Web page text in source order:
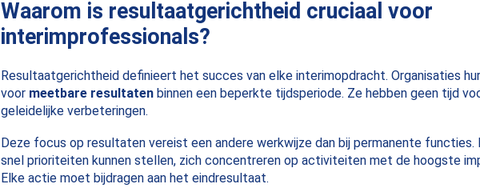
Waarom is resultaatgerichtheid cruciaal voor
interimprofessionals?
Resultaatgerichtheid definieert het succes van elke interimopdracht. Organisaties
voor meetbare resultaten binnen een beperkte tijdsperiode. Ze hebben geen tijd
geleidelijke verbeteringen.
Deze focus op resultaten vereist een andere werkwijze dan bij permanente
snel prioriteiten kunnen stellen, zich concentreren op activiteiten met de hoogste
Elke actie moet bijdragen aan het eindresultaat.